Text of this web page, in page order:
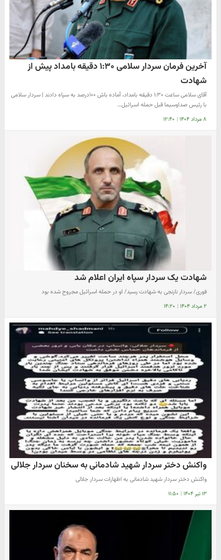
آخرین فرمان سردار سلامی ۱:۳۰ دقیقه بامداد پیش از
شهادت
آقای سلامی ساعت ۱:۳۰ دقیقه بامداد، آماده باش ۱۰۰درصد به سپاه دادند | سردار سلامی
با رئیس صداوسیما قبل حمله اسرائیل…
۸ مرداد ۱۴۰۴ | ۱۲:۴۰
شهادت یک سردار سپاه ایران اعلام شد
فوری/ سردار نارنجی به شهادت رسید/ او در حمله اسرائیل مجروح شده بود
۲ مرداد ۱۴۰۴ | ۱۴:۲۰
واکنش دختر سردار شهید شادمانی به سخنان سردار جلالی
واکنش دختر سردار شهید شادمانی به اظهارات سردار جلالی
۱۳ تیر ۱۴۰۴ | ۱۱:۵۰